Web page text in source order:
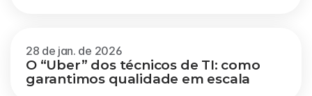
28 de jan. de 2026
O “Uber” dos técnicos de TI: como
garantimos qualidade em escala